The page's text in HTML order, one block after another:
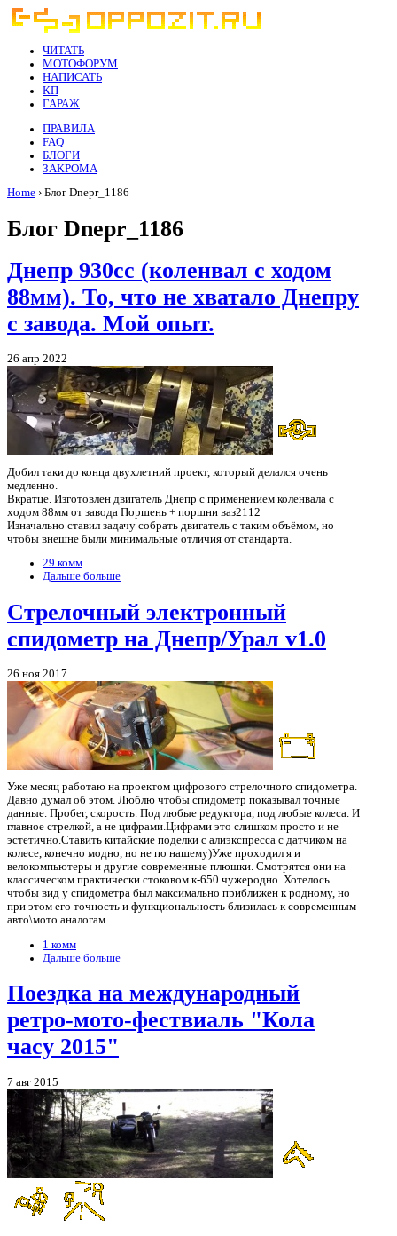
ЧИТАТЬ
МОТОФОРУМ
НАПИСАТЬ
КП
ГАРАЖ
ПРАВИЛА
FAQ
БЛОГИ
ЗАКРОМА
Home › Блог Dnepr_1186
Блог Dnepr_1186
Днепр 930сс (коленвал с ходом
88мм). То, что не хватало Днепру
с завода. Мой опыт.
26 апр 2022
Добил таки до конца двухлетний проект, который делался очень
медленно.
Вкратце. Изготовлен двигатель Днепр с применением коленвала с
ходом 88мм от завода Поршень + поршни ваз2112
Изначально ставил задачу собрать двигатель с таким объёмом, но
чтобы внешне были минимальные отличия от стандарта.
29 комм
Дальше больше
Стрелочный электронный
спидометр на Днепр/Урал v1.0
26 ноя 2017
Уже месяц работаю на проектом цифрового стрелочного спидометра.
Давно думал об этом. Люблю чтобы спидометр показывал точные
данные. Пробег, скорость. Под любые редуктора, под любые колеса. И
главное стрелкой, а не цифрами.Цифрами это слишком просто и не
эстетично.Ставить китайские поделки с алиэкспресса с датчиком на
колесе, конечно модно, но не по нашему)Уже проходил я и
велокомпьютеры и другие современные плюшки. Смотрятся они на
классическом практически стоковом к-650 чужеродно. Хотелось
чтобы вид у спидометра был максимально приближен к родному, но
при этом его точность и функциональность близилась к современным
авто\мото аналогам.
1 комм
Дальше больше
Поездка на международный
ретро-мото-фествиаль "Кола
часу 2015"
7 авг 2015